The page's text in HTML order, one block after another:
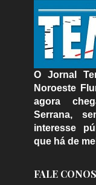
O Jornal
Noroeste
agora
Serrana,
interesse
que há de
FALE